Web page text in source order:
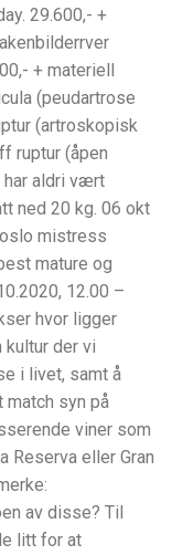
29.600,- +
+ materiell
(peudartrose
(artroskopisk
ruptur (åpen
har aldri vært
ned 20 kg. 06 okt
oslo mistress
mature og
12.00 –
hvor ligger
kultur der vi
i livet, samt å
match syn på
viner som
Reserva eller Gran
av disse? Til
litt for at